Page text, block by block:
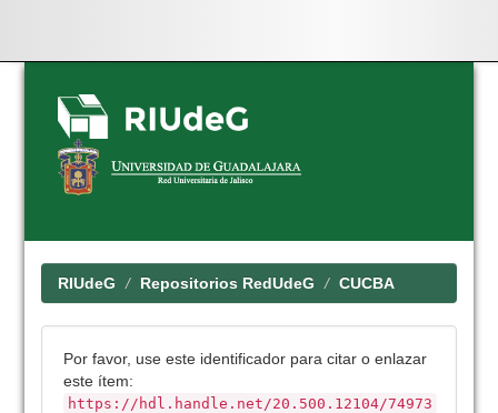
Skip
navigation
RIUdeG Repositorios RedUdeG CUCBA
Por favor, use este identificador para citar o enlazar
este ítem:
https://hdl.handle.net/20.500.12104/74973